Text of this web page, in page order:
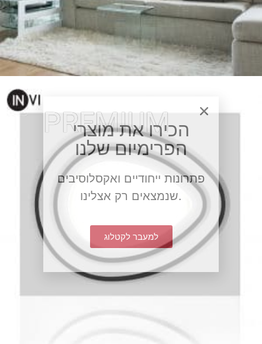
PREMIUM
הכירו את מוצרי
פתרונות ייחודיים ואקסלוסיבים
שנמצאים רק אצלינו.